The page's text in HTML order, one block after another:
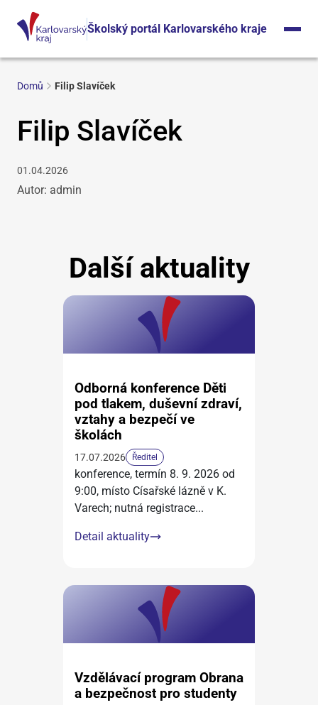
Školský portál Karlovarského kraje
Domů Filip Slavíček
Filip Slavíček
01.04.2026
Autor: admin
Další aktuality
Odborná konference Děti
pod tlakem, duševní zdraví,
vztahy a bezpečí ve
školách
17.07.2026 Ředitel
konference, termín 8. 9. 2026 od
9:00, místo Císařské lázně v K.
Varech; nutná registrace...
Detail aktuality
Vzdělávací program Obrana
a bezpečnost pro studenty